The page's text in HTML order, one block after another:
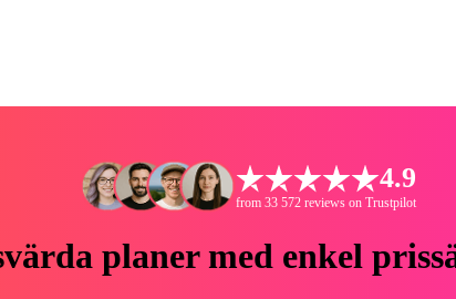
4.9
from 33 572 reviews on Trustpilot
planer med enkel